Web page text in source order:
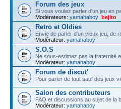
Forum des jeux
Si vous voulez parler d'un jeu en
Modérateurs: yamahaboy bejito
Retro et Oldies
Envie de parler d'un vieux jeu, de
Modérateur: yamahaboy
S.O.S
Ne sous-estimez pas la fraternité
Modérateur: yamahaboy
Forum de discut'
Pour parler de tout sauf des jeux
Salon des contributeurs
FAQ et discussions au sujet de la
Modérateur: yamahaboy